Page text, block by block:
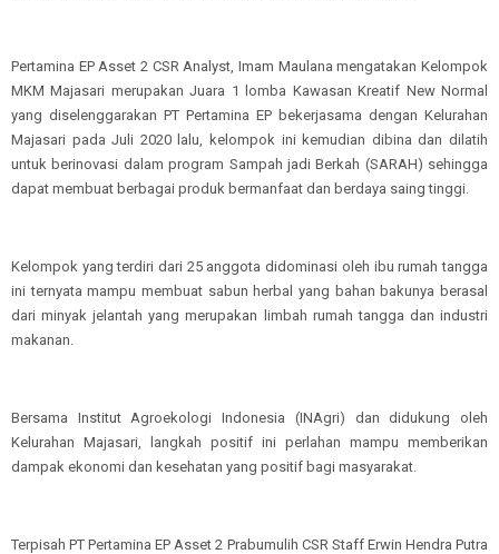
Pertamina EP Asset 2 CSR Analyst, Imam Maulana mengatakan Kelompok
MKM Majasari merupakan Juara 1 lomba Kawasan Kreatif New Normal
yang diselenggarakan PT Pertamina EP bekerjasama dengan Kelurahan
Majasari pada Juli 2020 lalu, kelompok ini kemudian dibina dan dilatih
untuk berinovasi dalam program Sampah jadi Berkah (SARAH) sehingga
dapat membuat berbagai produk bermanfaat dan berdaya saing tinggi.
Kelompok yang terdiri dari 25 anggota didominasi oleh ibu rumah tangga
ini ternyata mampu membuat sabun herbal yang bahan bakunya berasal
dari minyak jelantah yang merupakan limbah rumah tangga dan industri
makanan.
Bersama Institut Agroekologi Indonesia (INAgri) dan didukung oleh
Kelurahan Majasari, langkah positif ini perlahan mampu memberikan
dampak ekonomi dan kesehatan yang positif bagi masyarakat.
Terpisah PT Pertamina EP Asset 2 Prabumulih CSR Staff Erwin Hendra Putra